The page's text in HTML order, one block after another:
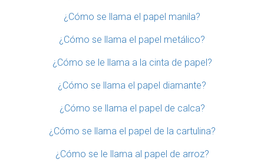
¿Cómo se llama el papel manila?
¿Cómo se llama el papel metálico?
¿Cómo se le llama a la cinta de papel?
¿Cómo se llama el papel diamante?
¿Cómo se llama el papel de calca?
¿Cómo se llama el papel de la cartulina?
¿Cómo se le llama al papel de arroz?